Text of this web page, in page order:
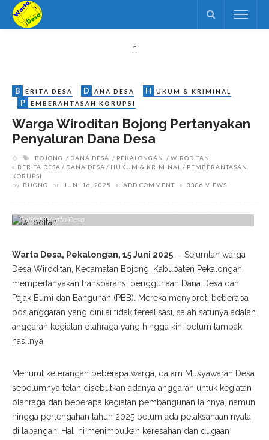
n
B ERITA DESA D ANA DESA H UKUM & KRIMINAL
P EMBERANTASAN KORUPSI
Warga Wiroditan Bojong Pertanyakan
Penyaluran Dana Desa
BOJONG DANA DESA PEKALONGAN
WIRODITAN
BERITA DESA
DANA DESA HUKUM & KRIMINAL
PEMBERANTASAN
KORUPSI
by BUONO on JUNI 16, 2025 ADD COMMENT 3386 VIEWS
Rohadi/Warta Desa
Warta Desa, Pekalongan, 15 Juni 2025. – Sejumlah warga
Desa Wiroditan, Kecamatan Bojong, Kabupaten Pekalongan,
mempertanyakan transparansi penggunaan Dana Desa dan
Pajak Bumi dan Bangunan (PBB). Mereka menyoroti beberapa
pos anggaran yang dinilai tidak terealisasi, salah satunya adalah
anggaran kegiatan olahraga yang hingga kini belum tampak
hasilnya.
Menurut keterangan beberapa warga, dalam Musyawarah Desa
sebelumnya telah disebutkan adanya anggaran untuk kegiatan
olahraga dan beberapa kegiatan pembangunan lainnya, namun
hingga pertengahan tahun 2025 belum ada pelaksanaan nyata
di lapangan. Hal ini menimbulkan keresahan dan dugaan